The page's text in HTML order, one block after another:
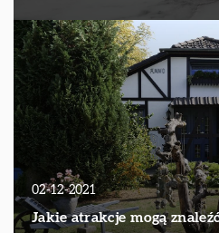
02-12-2021
Jakie atrakcje mogą